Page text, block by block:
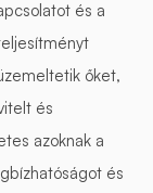
és a
őket,
és
azoknak a
és